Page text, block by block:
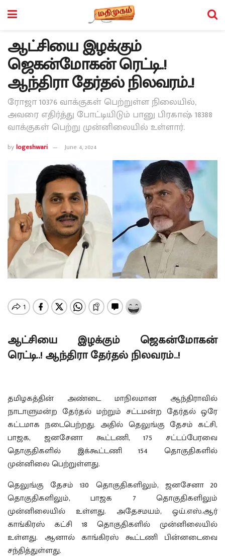
ஆட்சியை இழக்கும்
ஜெகன்மோகன் ரெட்டி..!
ஆந்திரா தேர்தல் நிலவரம்..!
ரோஜா 10376 வாக்குகள் பெற்றுள்ள நிலையில்,
அவரை எதிர்த்து போட்டியிடும் பானு பிரகாஷ் 18388
வாக்குகள் பெற்று முன்னிலையில் உள்ளார்.
bylogeshwari June 4, 2024
ஆட்சியை இழக்கும் ஜெகன்மோகன்
ரெட்டி..! ஆந்திரா தேர்தல் நிலவரம்..!
தமிழகத்தின் அண்டை மாநிலமான ஆந்திராவில்
நாடாளுமன்ற தேர்தல் மற்றும் சட்டமன்ற தேர்தல் ஒரே
கட்டமாக நடைபெற்றது. அதில் தெலுங்கு தேசம் கட்சி,
பாஜக, ஜனசேனா கூட்டணி, 175 சட்டப்பேரவை
தொகுதிகளில் இக்கூட்டணி 154 தொகுதிகளில்
முன்னிலை பெற்றுள்ளது.
தெலுங்கு தேசம் 130 தொகுதிகளிலும், ஜனசேனா 20
தொகுதிகளிலும், பாஜக 7 தொகுதிகளிலும்
முன்னிலையில் உள்ளது. அதேசமயம், ஒய்.எஸ்.ஆர்
காங்கிரஸ் கட்சி 18 தொகுதிகளில் முன்னிலையில்
உள்ளது. ஆனால் காங்கிரஸ் கூட்டணி பின்னடைவை
சந்தித்துள்ளது.